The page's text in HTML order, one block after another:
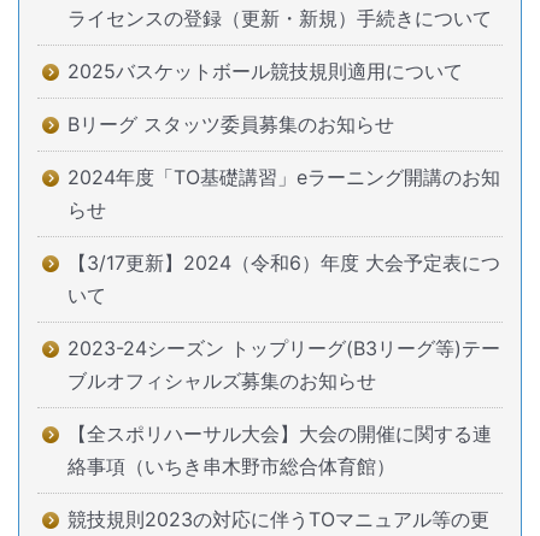
ライセンスの登録（更新・新規）手続きについて
2025バスケットボール競技規則適用について
Bリーグ スタッツ委員募集のお知らせ
2024年度「TO基礎講習」eラーニング開講のお知
らせ
【3/17更新】2024（令和6）年度 大会予定表につ
いて
2023-24シーズン トップリーグ(B3リーグ等)テー
ブルオフィシャルズ募集のお知らせ
【全スポリハーサル大会】大会の開催に関する連
絡事項（いちき串木野市総合体育館）
競技規則2023の対応に伴うTOマニュアル等の更